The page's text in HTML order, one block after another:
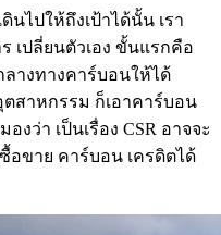
ไปให้ถึงเป้าได้นั้น เรา
เปลี่ยนตัวเอง ขั้นแรกคือ
ลางทางคาร์บอนให้ได้
สาหกรรม ก็เอาคาร์บอน
งว่า เป็นเรื่อง CSR อาจจะ
อขาย คาร์บอน เครดิตได้